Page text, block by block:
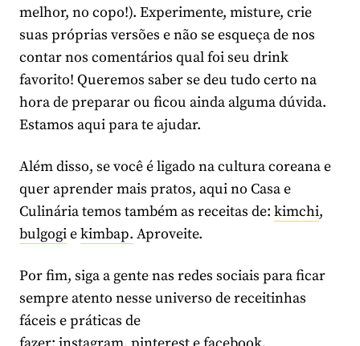
melhor, no copo!). Experimente, misture, crie
suas próprias versões e não se esqueça de nos
contar nos comentários qual foi seu drink
favorito! Queremos saber se deu tudo certo na
hora de preparar ou ficou ainda alguma dúvida.
Estamos aqui para te ajudar.
Além disso, se você é ligado na cultura coreana e
quer aprender mais pratos, aqui no Casa e
Culinária temos também as receitas de: kimchi,
bulgogiekimbap. Aproveite.
Por fim, siga a gente nas redes sociais para ficar
sempre atento nesse universo de receitinhas
fáceis e práticas de